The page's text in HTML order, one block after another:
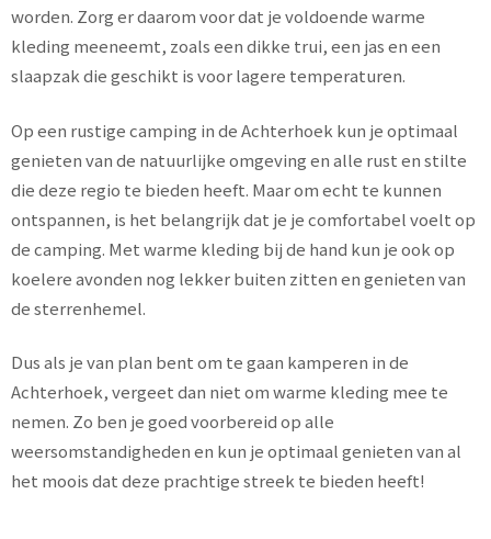
worden. Zorg er daarom voor dat je voldoende warme
kleding meeneemt, zoals een dikke trui, een jas en een
slaapzak die geschikt is voor lagere temperaturen.
Op een rustige camping in de Achterhoek kun je optimaal
genieten van de natuurlijke omgeving en alle rust en stilte
die deze regio te bieden heeft. Maar om echt te kunnen
ontspannen, is het belangrijk dat je je comfortabel voelt op
de camping. Met warme kleding bij de hand kun je ook op
koelere avonden nog lekker buiten zitten en genieten van
de sterrenhemel.
Dus als je van plan bent om te gaan kamperen in de
Achterhoek, vergeet dan niet om warme kleding mee te
nemen. Zo ben je goed voorbereid op alle
weersomstandigheden en kun je optimaal genieten van al
het moois dat deze prachtige streek te bieden heeft!